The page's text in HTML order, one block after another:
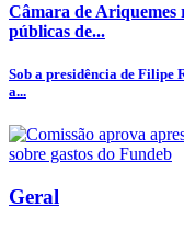
Câmara de Ariquemes
públicas de...
Sob a presidência de
a...
Geral